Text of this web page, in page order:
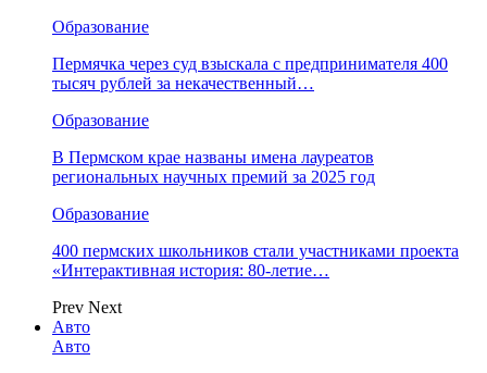
Образование
Пермячка через суд взыскала с предпринимателя 400
тысяч рублей за некачественный…
Образование
В Пермском крае названы имена лауреатов
региональных научных премий за 2025 год
Образование
400 пермских школьников стали участниками проекта
«Интерактивная история: 80-летие…
Prev Next
Авто
Авто